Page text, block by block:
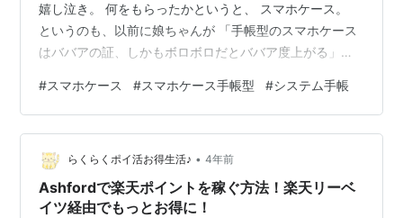
嬉し泣き。 何をもらったかというと、 スマホケース。
というのも、以前に娘ちゃんが 「手帳型のスマホケース
はババアの証、しかもボロボロだとババア度上がる」み
スマホケースはボロっボロの手帳型な訳で、けれど、そ
んな事は若い子の戯言だとスルーしていたけれど、今年
の夏、日本に帰った時に、同世代の友達から同じ事を言
われて、ちょいと傷ついた。 ボロボロの手帳型スマホケ
ース ま、別にババアでもいいや。と開き直っていた矢先
に、 娘ちゃんからのスマホケー…
#スマホケース #スマホケース手帳型 #システム手帳
らくらくポイ活お得生活♪ • 4年前
Ashfordで楽天ポイントを稼ぐ方法！楽天リーベ
イツ経由でもっとお得に！